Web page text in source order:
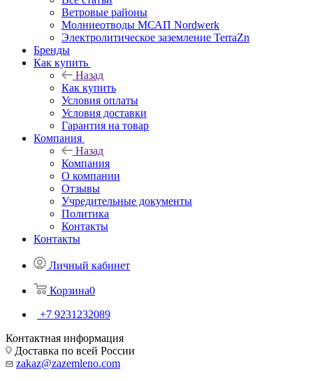
Ветровые районы
Молниеотводы МСАП Nordwerk
Электролитическое заземление TerraZn
Бренды
Как купить
Назад
Как купить
Условия оплаты
Условия доставки
Гарантия на товар
Компания
Назад
Компания
О компании
Отзывы
Учредительные документы
Политика
Контакты
Контакты
Личный кабинет
Корзина0
+7 9231232089
Контактная информация
Доставка по всей России
zakaz@zazemleno.com